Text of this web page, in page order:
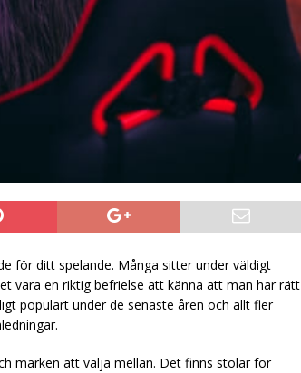
för ditt spelande. Många sitter under väldigt
vara en riktig befrielse att känna att man har rätt
populärt under de senaste åren och allt fler
märken att välja mellan. Det finns stolar för